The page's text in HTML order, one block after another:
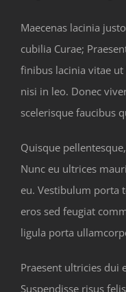
Maecenas lacinia
cubilia Curae;
finibus lacinia vitae
nisi in leo. Donec
scelerisque faucibus
Quisque
Nunc eu ultrices
eu. Vestibulum porta
eros sed feugiat
ligula porta
Praesent ultricies dui
Suspendisse risus